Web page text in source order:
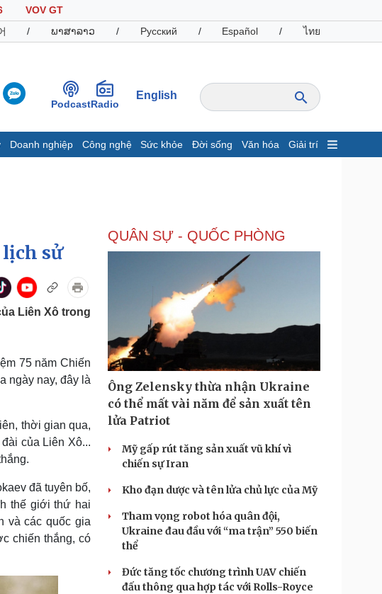
VOV GT
/ ພາສາລາວ / Русский / Español / ไทย
PodcastRadio
English
Doanh nghiệp Công nghệ Sức khỏe Đời sống Văn hóa Giải trí
Chứng khoán
Giá cà phê
Doanh nghiệp
Thông tin doanh nghiệp
Doanh nhân
Vì cộng đồng
Công nghệ
Sành điệu
Chuyển đổi số
Săn Tour
check-in
Podcast
Cửa sổ tình yêu
Kể chuyện cho bé
sử
Liên Xô trong
75 năm Chiến
ngày nay, đây là
thời gian qua,
của Liên Xô...
đã tuyên bố,
thế giới thứ hai
và các quốc gia
chiến thắng, có
QUÂN SỰ - QUỐC PHÒNG
Ông Zelensky thừa nhận Ukraine
có thể mất vài năm để sản xuất tên
lửa Patriot
Mỹ gấp rút tăng sản xuất vũ khí vì
chiến sự Iran
Kho đạn dược và tên lửa chủ lực của Mỹ
Tham vọng robot hóa quân đội,
Ukraine đau đầu với “ma trận” 550 biến
thể
Đức tăng tốc chương trình UAV chiến
đấu thông qua hợp tác với Rolls-Royce